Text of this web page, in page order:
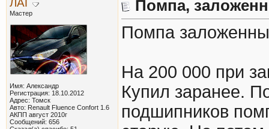
ЛАГ
Мастер
Имя: Александр
Регистрация: 18.10.2012
Адрес: Томск
Авто: Renault Fluence Confort 1.6
АКПП август 2010г
Сообщений: 656
Помпа,
Помпа
На 200 000 при
Купил заранее.
подшипников